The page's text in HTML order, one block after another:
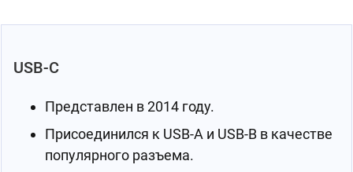
USB-C
Представлен в 2014 году.
Присоединился к USB-A и USB-B в качестве
популярного разъема.